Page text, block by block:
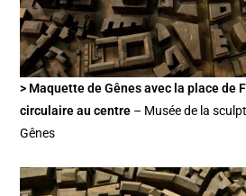
> Maquette de Gênes avec la place de
circulaire au centre – Musée de la
Gênes